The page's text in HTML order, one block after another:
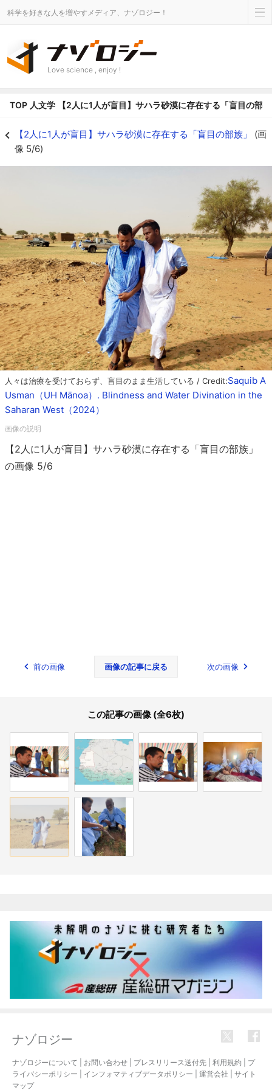
科学を好きな人を増やすメディア、ナゾロジー！
Love science , enjoy !
TOP 人文学 【2人に1人が盲目】サハラ砂漠に存在する「盲目の部
【2人に1人が盲目】サハラ砂漠に存在する「盲目の部族」 (画
像 5/6)
人々は治療を受けておらず、盲目のまま生活している / Credit:Saquib A
Usman（UH Mānoa）. Blindness and Water Divination in the
Saharan West（2024）
【2人に1人が盲目】サハラ砂漠に存在する「盲目の部族」
の画像 5/6
前の画像 画像の記事に戻る 次の画像
この記事の画像 (全6枚)
ナゾロジー
ナゾロジーについて お問い合わせ プレスリリース送付先 利用規約
プ
ライバシーポリシー
インフォマティブデータポリシー 運営会社
サイト
マップ